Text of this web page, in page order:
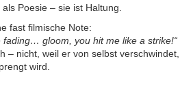
Poesie – sie ist Haltung.
fast filmische Note:
fading… gloom, you hit me like a strike!“
– nicht, weil er von selbst verschwindet,
wird.